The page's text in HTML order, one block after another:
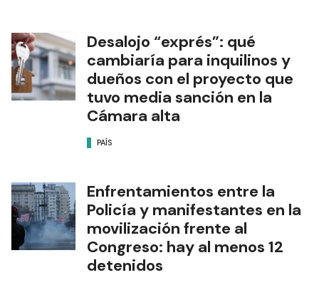
Desalojo “exprés”: qué
cambiaría para inquilinos y
dueños con el proyecto que
tuvo media sanción en la
Cámara alta
PAÍS
Enfrentamientos entre la
Policía y manifestantes en la
movilización frente al
Congreso: hay al menos 12
detenidos